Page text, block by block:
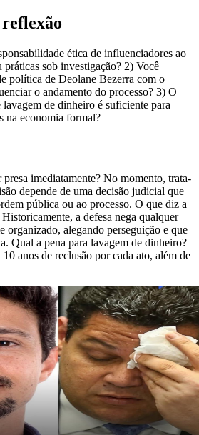
ética de influenciadores ao
práticas sob investigação? 2) Você
política de Deolane Bezerra com o
o andamento do processo? 3) O
de dinheiro é suficiente para
na economia formal?
imediatamente? No momento, trata-
depende de uma decisão judicial que
pública ou ao processo. O que diz a
a defesa nega qualquer
organizado, alegando perseguição e que
Qual a pena para lavagem de dinheiro?
anos de reclusão por cada ato, além de